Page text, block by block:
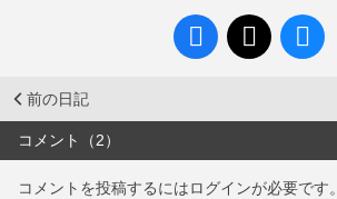
前の日記
コメント（2）
コメントを投稿するにはログインが必要です。